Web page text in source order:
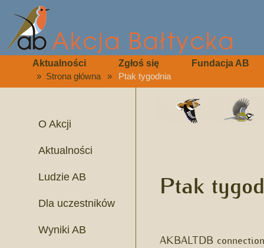
Aktualności Zgłoś się Fundacja AB
» Strona główna » Ptak tygodnia
O Akcji
Aktualności
Ludzie AB
Dla uczestników
Wyniki AB
Ptak
AKBALTDB